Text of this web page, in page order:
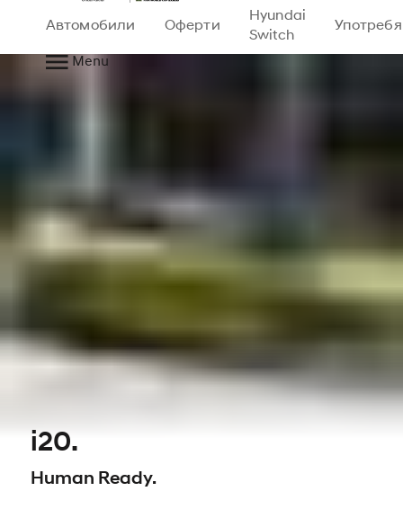
Автомобили Оферти
Hyundai
Switch
Menu
i20.
Human Ready.